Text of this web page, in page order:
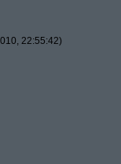
22:55:42)